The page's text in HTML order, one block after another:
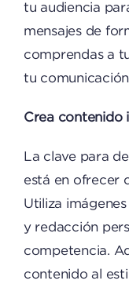
tu audiencia
mensajes de
comprendas a
tu
Crea contenido
La clave para
está en ofrecer
Utiliza
y redacción
competencia.
contenido al